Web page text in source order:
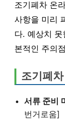
조기폐차 온
사항을 미리
다. 예상치 못
본적인 주의
조기폐
서류 준비
번거로움]